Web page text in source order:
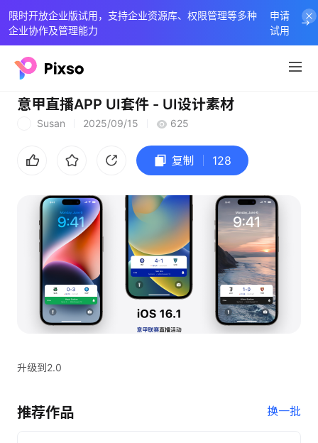
限时开放企业版试用，支持企业资源库、权限管理等多种
企业协作及管理能力
申请
试用
意甲直播APP UI套件 - UI设计素材
Susan 2025/09/15 625
复制 128
升级到2.0
推荐作品 换一批